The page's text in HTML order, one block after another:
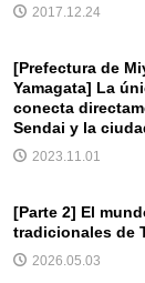
2017.12.24
[Prefectura de
Yamagata] La
conecta
Sendai y la
2023.11.01
[Parte 2] El
tradicionales de
2026.05.03